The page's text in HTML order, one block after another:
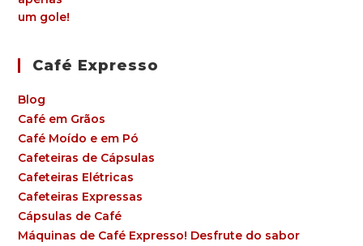
Café Expresso
Blog
Café em Grãos
Café Moído e em Pó
Cafeteiras de Cápsulas
Cafeteiras Elétricas
Cafeteiras Expressas
Cápsulas de Café
Máquinas de Café Expresso! Desfrute do sabor